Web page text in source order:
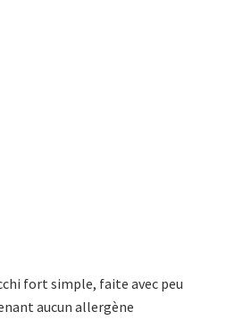
fort simple, faite avec peu
aucun allergène